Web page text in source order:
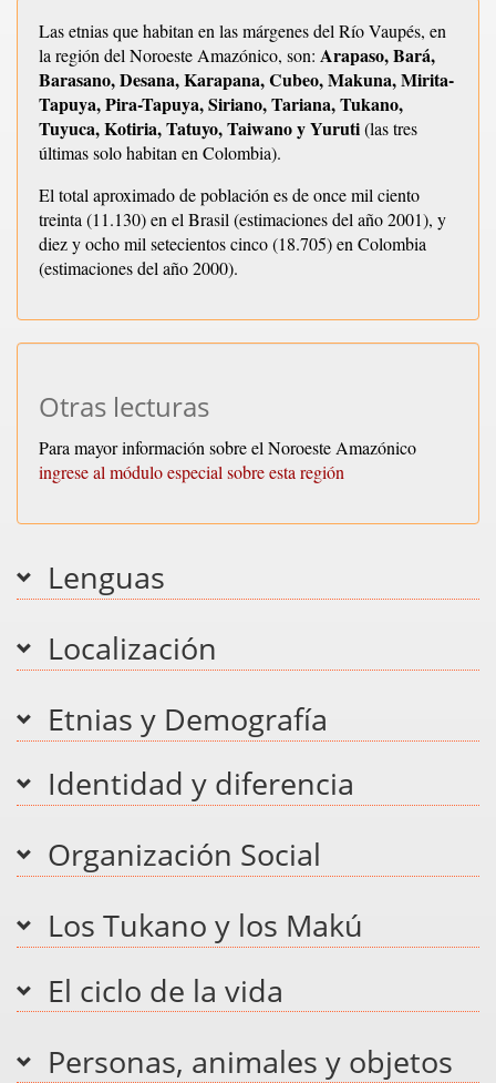
Las etnias que habitan en las márgenes del Río Vaupés, en
la región del Noroeste Amazónico, son: Arapaso, Bará,
Barasano, Desana, Karapana, Cubeo, Makuna, Mirita-
Tapuya, Pira-Tapuya, Siriano, Tariana, Tukano,
Tuyuca, Kotiria, Tatuyo, Taiwano y Yuruti(las tres
últimas solo habitan en Colombia).
El total aproximado de población es de once mil ciento
treinta (11.130) en el Brasil (estimaciones del año 2001), y
diez y ocho mil setecientos cinco (18.705) en Colombia
(estimaciones del año 2000).
Otras lecturas
Para mayor información sobre el Noroeste Amazónico
ingrese al módulo especial sobre esta región
Lenguas
Localización
Etnias y Demografía
Identidad y diferencia
Organización Social
Los Tukano y los Makú
El ciclo de la vida
Personas, animales y objetos